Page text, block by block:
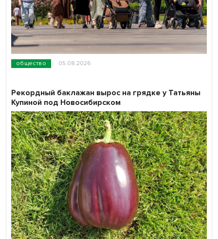
общество 05.08.2026
Рекордный баклажан вырос на грядке у Татьяны
Купиной под Новосибирском